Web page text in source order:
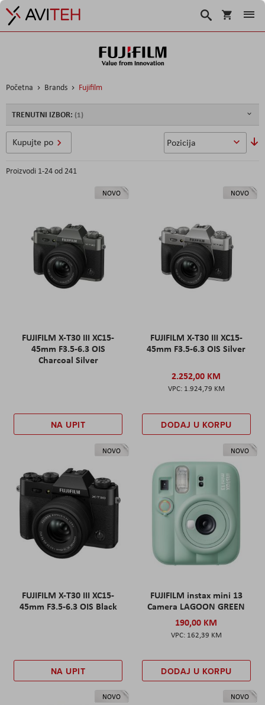
Korpa
Traži
Početna Brands Fujifilm
Proizvodi 1-24od 241
NOVO
FUJIFILM X-T30 III XC15-
45mm F3.5-6.3 OIS
Charcoal Silver
NA UPIT
NOVO
FUJIFILM X-T30 III XC15-
45mm F3.5-6.3 OIS Silver
2.252,00 KM
1.924,79 KM
DODAJ U KORPU
NOVO
FUJIFILM X-T30 III XC15-
45mm F3.5-6.3 OIS Black
NA UPIT
NOVO
FUJIFILM instax mini 13
Camera LAGOON GREEN
190,00 KM
162,39 KM
DODAJ U KORPU
NOVO NOVO
Kupujte po
TRENUTNI IZBOR: